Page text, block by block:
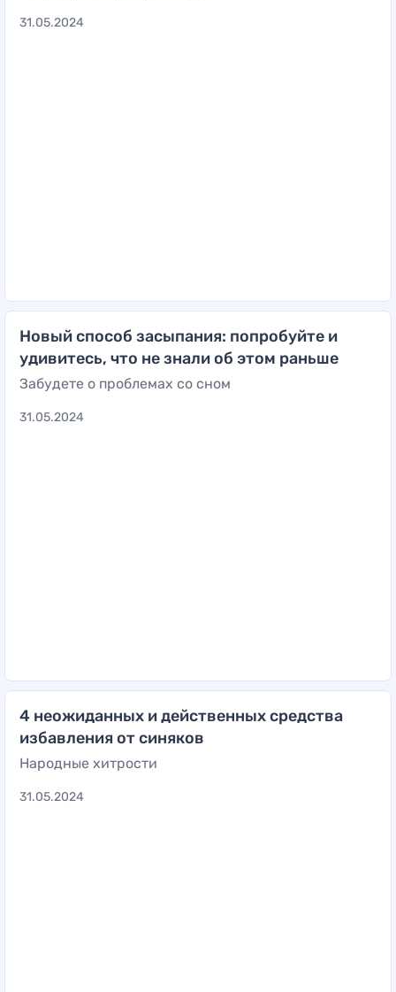
31.05.2024
Новый способ засыпания: попробуйте и
удивитесь, что не знали об этом раньше
Забудете о проблемах со сном
31.05.2024
4 неожиданных и действенных средства
избавления от синяков
Народные хитрости
31.05.2024